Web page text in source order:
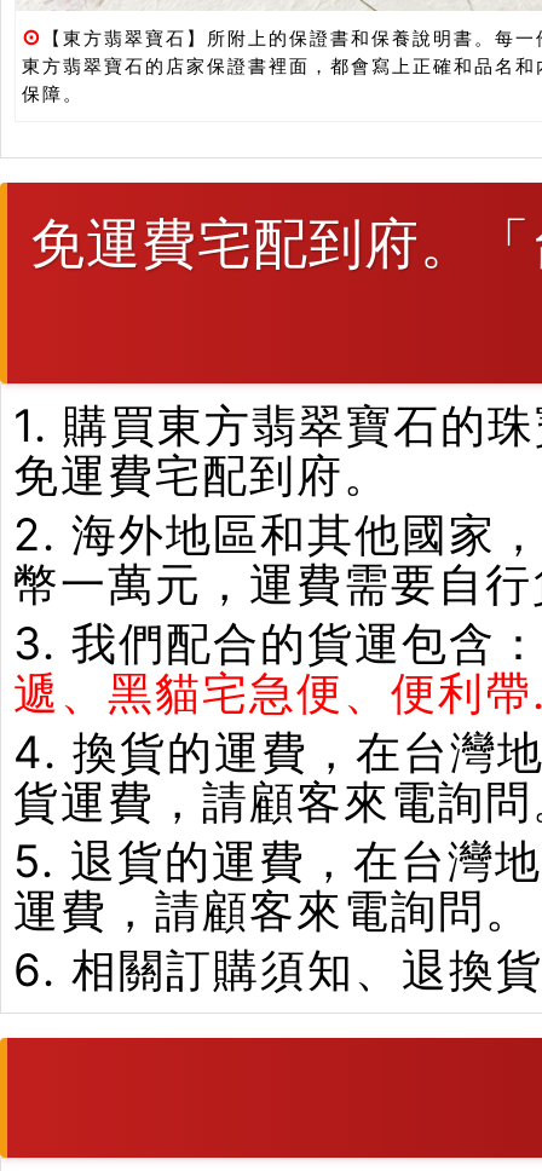
⊙
【東方翡翠寶石】所附上的保證書和保養說明書。每
東方翡翠寶石的店家保證書裡面，都會寫上正確和品名
保障。
免運費宅配到府。
1. 購買東方翡翠寶石的
免運費宅配到府。
2. 海外地區和其他國家
幣一萬元，運費需要自
3. 我們配合的貨運包含：
遞、黑貓宅急便、便利
4. 換貨的運費，在台灣
貨運費，請顧客來電詢
5. 退貨的運費，在台灣
運費，請顧客來電詢問。
6. 相關訂購須知、退換